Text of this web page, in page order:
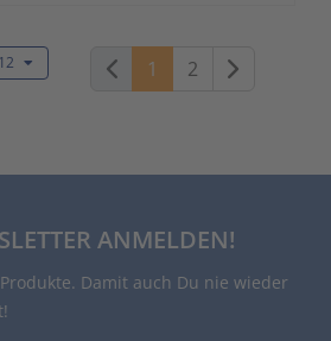
12 1 2 Weiter
ANMELDEN!
Damit auch Du nie wieder